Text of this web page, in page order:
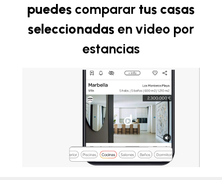
puedes comparar tus casas
seleccionadas en video por
estancias